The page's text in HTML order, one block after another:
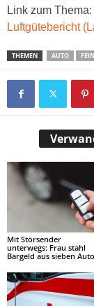
Link zum Thema:
Luftgütebericht
THEMEN AUTO
Mit Störsender
unterwegs: Frau stahl
Bargeld aus sieben